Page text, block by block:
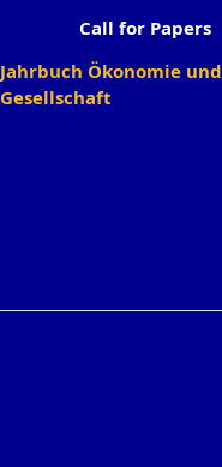
Call for Papers
Jahrbuch Ökonomie und
Gesellschaft